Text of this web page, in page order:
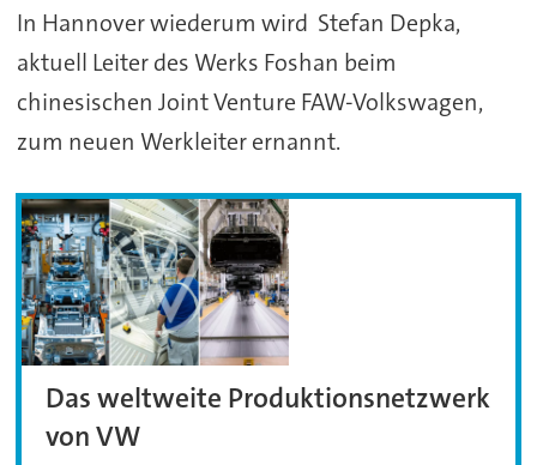
In Hannover wiederum wird Stefan Depka,
aktuell Leiter des Werks Foshan beim
chinesischen Joint Venture FAW-Volkswagen,
zum neuen Werkleiter ernannt.
Das weltweite Produktionsnetzwerk
von VW